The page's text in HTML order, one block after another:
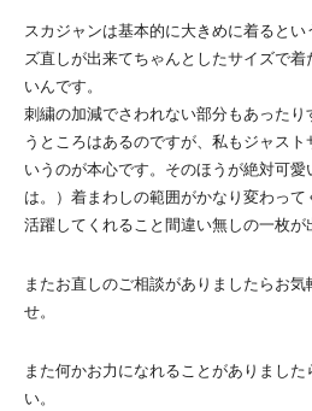
スカジャンは基本的に大きめに着ると
ズ直しが出来てちゃんとしたサイズで
いんです。
刺繍の加減でさわれない部分もあった
うところはあるのですが、私もジャス
いうのが本心です。そのほうが絶対可
は。）着まわしの範囲がかなり変わって
活躍してくれること間違い無しの一枚が
またお直しのご相談がありましたらお
せ。
また何かお力になれることがありまし
い。